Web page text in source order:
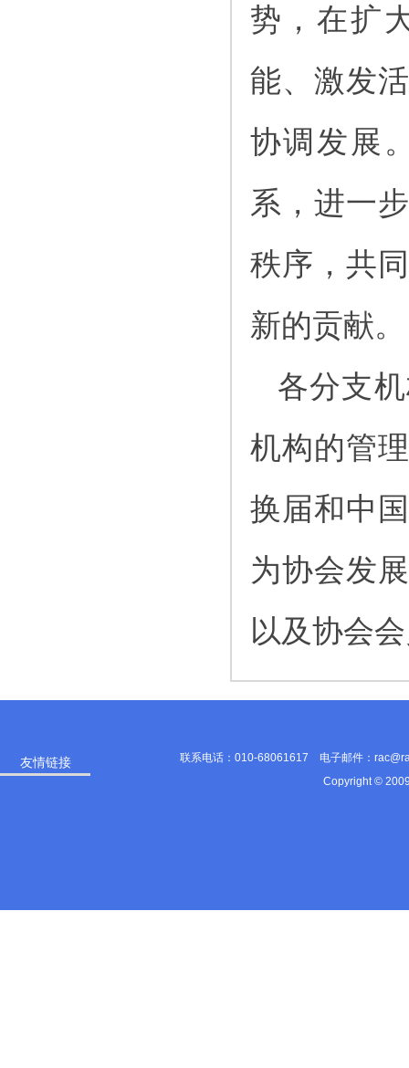
势，在扩
能、激发
协调发展
系，进一
秩序，共
新的贡献。
各分支
机构的管
换届和中
为协会发
以及协会
友情链接
联系电话：010-68061617 电子邮件：
Copyright ©